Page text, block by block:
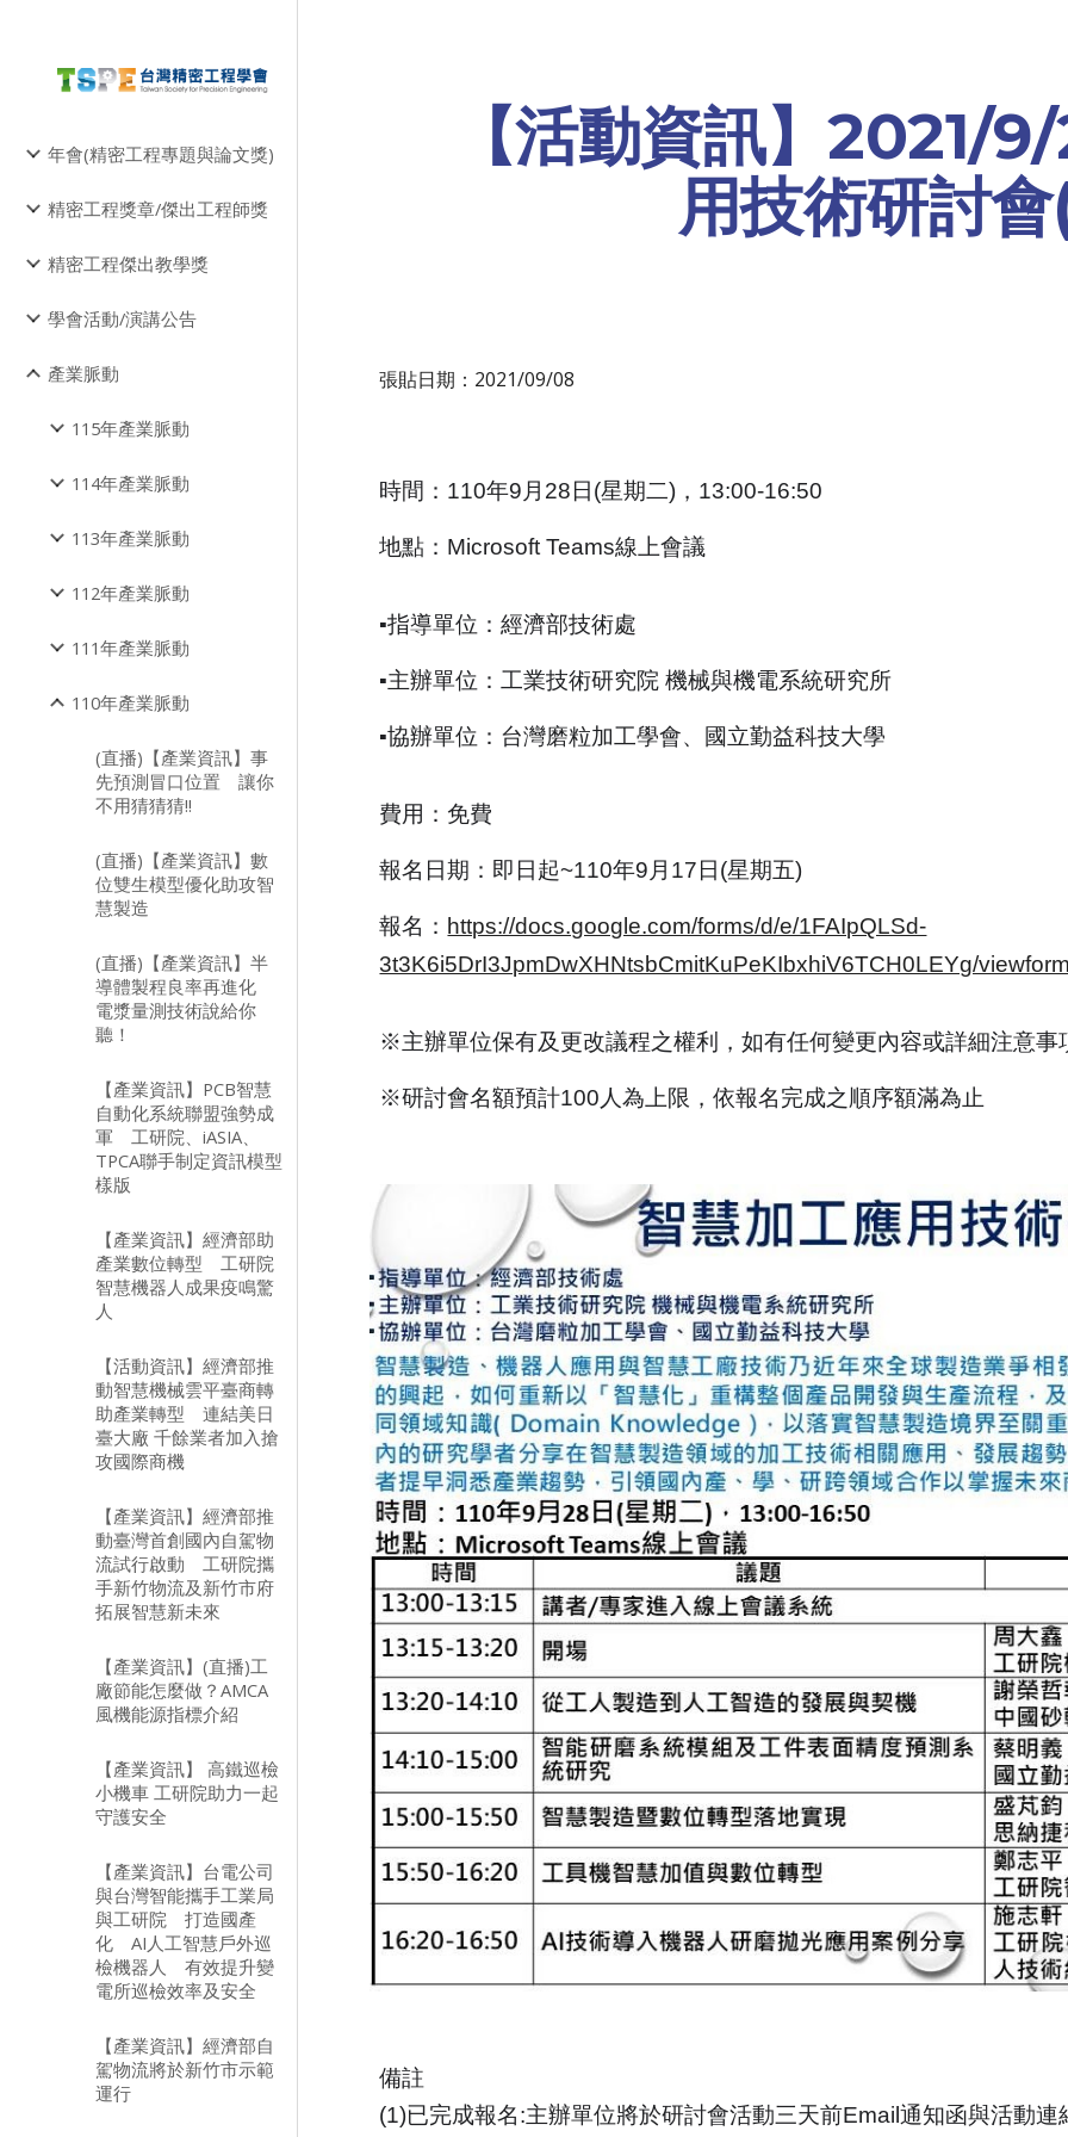
年會(精密工程專題與論文獎)
精密工程獎章/傑出工程師獎
精密工程傑出教學獎
學會活動/演講公告
產業脈動
115年產業脈動
114年產業脈動
113年產業脈動
112年產業脈動
111年產業脈動
110年產業脈動
(直播)【產業資訊】事
先預測冒口位置 讓你
不用猜猜猜!!
(直播)【產業資訊】數
位雙生模型優化助攻智
慧製造
(直播)【產業資訊】半
導體製程良率再進化
電漿量測技術說給你
聽！
【產業資訊】PCB智慧
自動化系統聯盟強勢成
軍 工研院、iASIA、
TPCA聯手制定資訊模型
樣版
【產業資訊】經濟部助
產業數位轉型 工研院
智慧機器人成果疫鳴驚
人
【活動資訊】經濟部推
動智慧機械雲平臺商轉
助產業轉型 連結美日
臺大廠 千餘業者加入搶
攻國際商機
【產業資訊】經濟部推
動臺灣首創國內自駕物
流試行啟動 工研院攜
手新竹物流及新竹市府
拓展智慧新未來
【產業資訊】(直播)工
廠節能怎麼做？AMCA
風機能源指標介紹
【產業資訊】 高鐵巡檢
小機車 工研院助力一起
守護安全
【產業資訊】台電公司
與台灣智能攜手工業局
與工研院 打造國產
化 AI人工智慧戶外巡
檢機器人 有效提升變
電所巡檢效率及安全
【產業資訊】經濟部自
駕物流將於新竹市示範
運行
【活動資訊】2021/
用技術研討
張貼日期：2021/09/08
時間：110年9月28日(星期二)，13:00-16:50
地點：Microsoft Teams線上會議
▪指導單位：經濟部技術處
▪主辦單位：工業技術研究院 機械與機電系統研究所
▪協辦單位：台灣磨粒加工學會、國立勤益科技大學
費用：免費
報名日期：即日起~110年9月17日(星期五)
報名： https://docs.google.com/forms/d/e/1FAIpQLSd-
3t3K6i5DrI3JpmDwXHNtsbCmitKuPeKIbxhiV6TCH0LEYg/viewform
※主辦單位保有及更改議程之權利，如有任何變更內容或詳細注意事
※研討會名額預計100人為上限，依報名完成之順序額滿為止
備註
(1)已完成報名:主辦單位將於研討會活動三天前Email通知函與活動連